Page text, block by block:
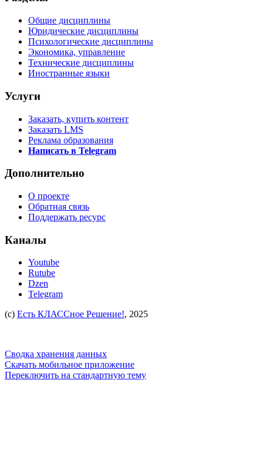
Общие дисциплины
Юридические дисциплины
Психологические дисциплины
Экономика, управление
Технические дисциплины
Иностранные языки
Услуги
Заказать, купить контент
Заказать LMS
Реклама образования
Написать в Telegram
Дополнительно
О проекте
Обратная связь
Поддержать ресурс
Каналы
Youtube
Rutube
Dzen
Telegram
(c) Есть КЛАССное Решение!, 2025
Сводка хранения данных
Скачать мобильное приложение
Переключить на стандартную тему